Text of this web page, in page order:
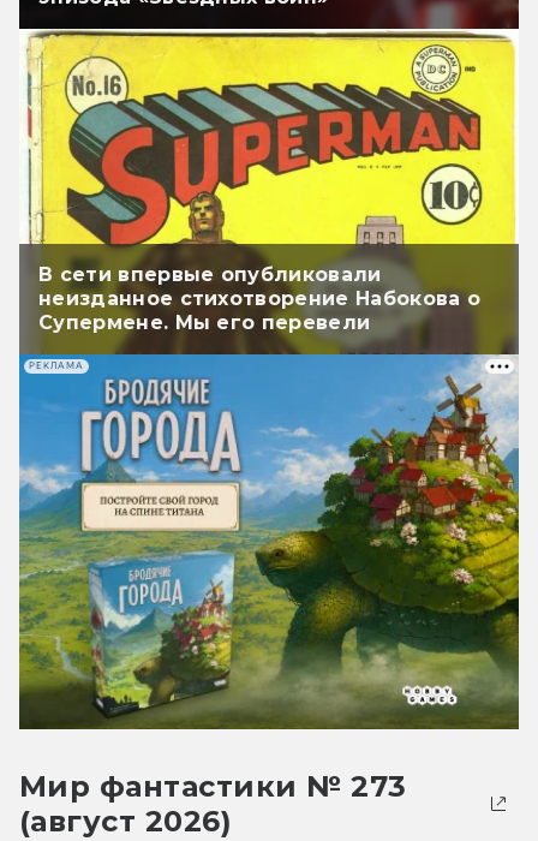
В сети впервые опубликовали
неизданное стихотворение Набокова о
Супермене. Мы его перевели
РЕКЛАМА
Мир фантастики № 273
(август 2026)